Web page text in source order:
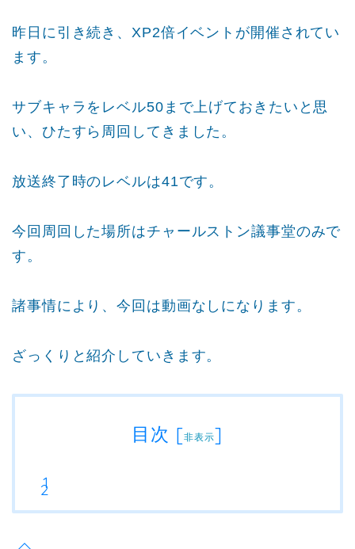
昨日に引き続き、XP2倍イベントが開催されてい
ます。
サブキャラをレベル50まで上げておきたいと思
い、ひたすら周回してきました。
放送終了時のレベルは41です。
今回周回した場所はチャールストン議事堂のみで
す。
諸事情により、今回は動画なしになります。
ざっくりと紹介していきます。
目次 [非表示]